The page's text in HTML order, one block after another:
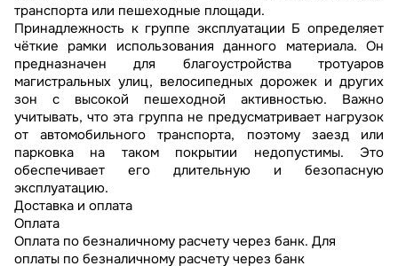
транспорта или пешеходные площади.
Принадлежность к группе эксплуатации Б определяет
чёткие рамки использования данного материала. Он
предназначен для благоустройства тротуаров
магистральных улиц, велосипедных дорожек и других
зон с высокой пешеходной активностью. Важно
учитывать, что эта группа не предусматривает нагрузок
от автомобильного транспорта, поэтому заезд или
парковка на таком покрытии недопустимы. Это
обеспечивает его длительную и безопасную
эксплуатацию.
Доставка и оплата
Оплата
Оплата по безналичному расчету через банк. Для
оплаты по безналичному расчету через банк